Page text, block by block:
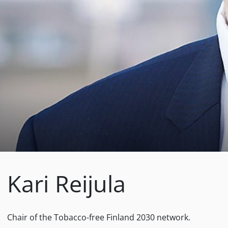
Kari Reijula
Chair of the Tobacco-free Finland 2030 network.